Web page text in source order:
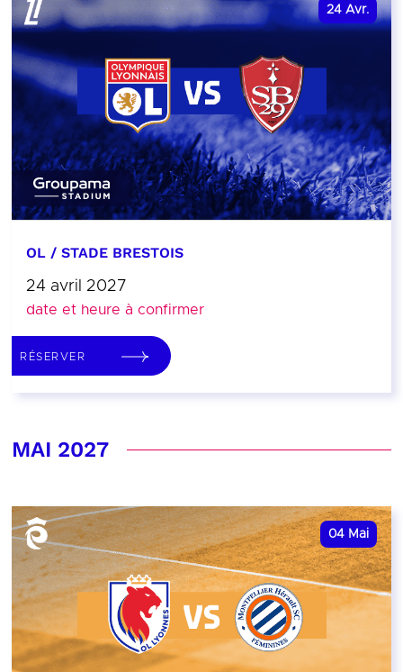
24 Avr.
OL / STADE BRESTOIS
24 avril 2027
date et heure à confirmer
RÉSERVER
MAI 2027
04 Mai